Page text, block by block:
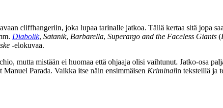
cliffhangeriin, joka lupaa tarinalle jatkoa. Tällä kertaa sitä jopa
Diabolik, Satanik, Barbarella, Superargo and the Faceless Giants (
‑elokuvaa.
, mutta mistään ei huomaa että ohjaaja olisi vaihtunut. Jatko‑osa
Manuel Parada. Vaikka itse näin ensimmäisen Kriminalin teksteillä ja